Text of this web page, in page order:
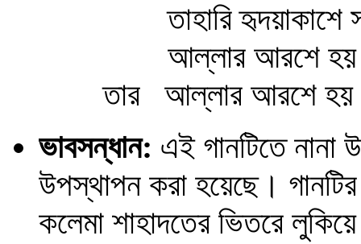
তাহারি হৃদয়াকাশে
আল্লার আরশে হয়
তার আল্লার আরশে হয়
ভাবসন্ধান: এই গানটিতে নানা
উপস্থাপন করা হয়েছে।
কলেমা শাহাদতের ভিতরে